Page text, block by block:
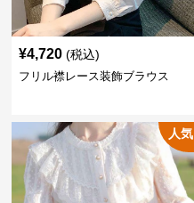
¥4,720 (税込)
フリル襟レース装飾ブラウス
人気